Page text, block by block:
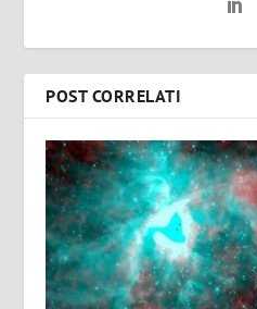
POST CORRELATI